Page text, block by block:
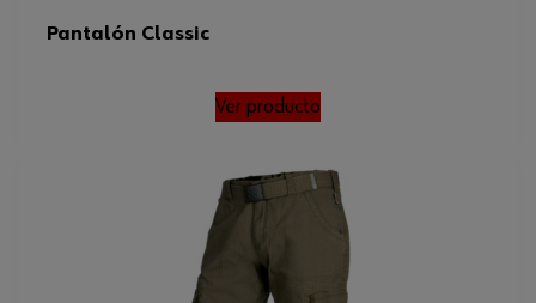
Pantalón Classic
Ver producto